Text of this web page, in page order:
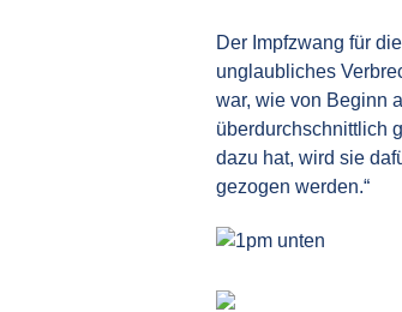
Der Impfzwang für
unglaubliches
war, wie von Beginn
überdurchschnittlich
dazu hat, wird sie
gezogen werden.“